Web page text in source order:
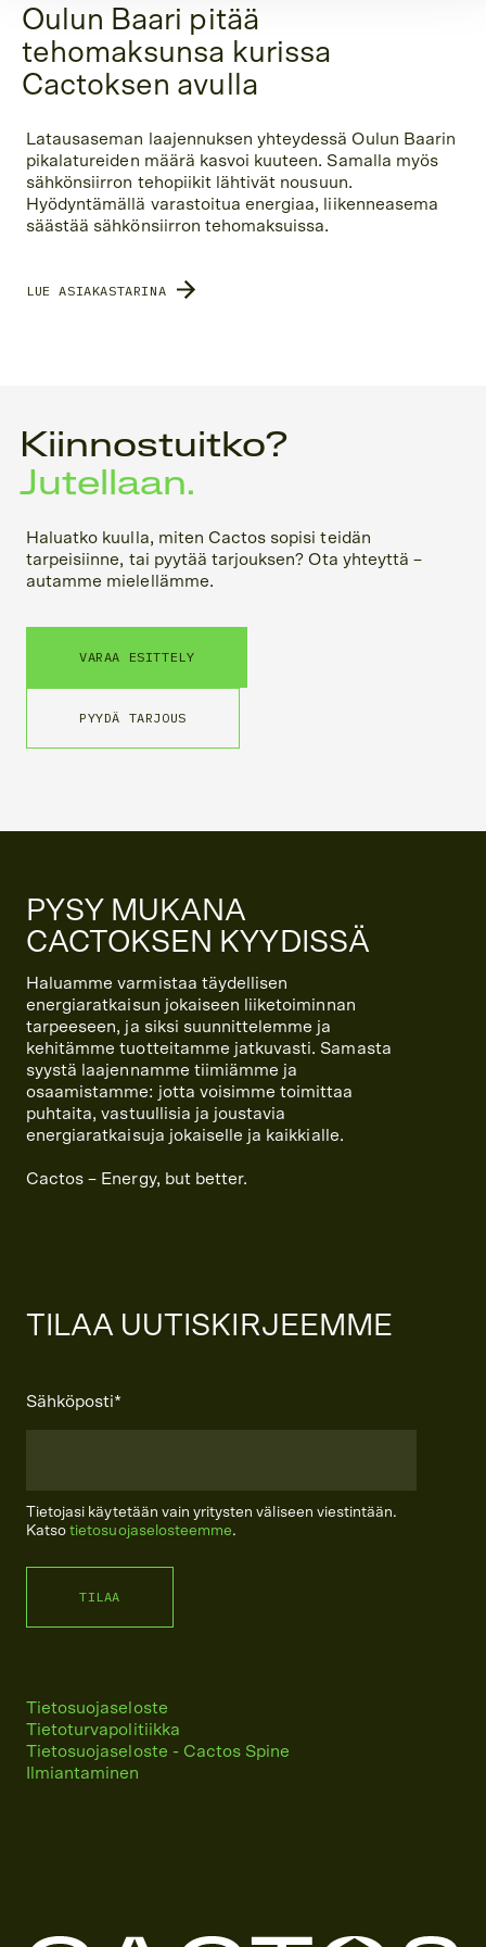
Oulun Baari pitää
tehomaksunsa kurissa
Cactoksen avulla
Latausaseman laajennuksen yhteydessä Oulun Baarin
pikalatureiden määrä kasvoi kuuteen. Samalla myös
sähkönsiirron tehopiikit lähtivät nousuun.
Hyödyntämällä varastoitua energiaa, liikenneasema
säästää sähkönsiirron tehomaksuissa.
LUE ASIAKASTARINA
Kiinnostuitko?
Jutellaan.
Haluatko kuulla, miten Cactos sopisi teidän
tarpeisiinne, tai pyytää tarjouksen? Ota yhteyttä –
autamme mielellämme.
VARAA ESITTELY
PYYDÄ TARJOUS
PYSY MUKANA
CACTOKSEN KYYDISSÄ
Haluamme varmistaa täydellisen
energiaratkaisun jokaiseen liiketoiminnan
tarpeeseen, ja siksi suunnittelemme ja
kehitämme tuotteitamme jatkuvasti. Samasta
syystä laajennamme tiimiämme ja
osaamistamme: jotta voisimme toimittaa
puhtaita, vastuullisia ja joustavia
energiaratkaisuja jokaiselle ja kaikkialle.
Cactos – Energy, but better.
TILAA UUTISKIRJEEMME
Sähköposti*
Tietojasi käytetään vain yritysten väliseen viestintään.
Katsotietosuojaselosteemme.
Tietosuojaseloste
Tietoturvapolitiikka
Tietosuojaseloste - Cactos Spine
Ilmiantaminen